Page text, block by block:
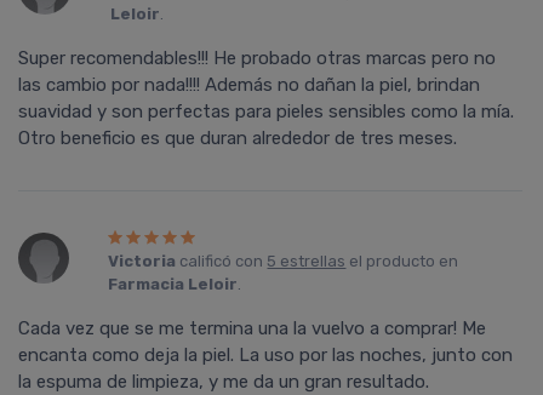
Leloir.
Super recomendables!!! He probado otras marcas pero no
las cambio por nada!!!! Además no dañan la piel, brindan
suavidad y son perfectas para pieles sensibles como la mía.
Otro beneficio es que duran alrededor de tres meses.
Victoria calificó con 5 estrellas el producto en
Farmacia Leloir.
Cada vez que se me termina una la vuelvo a comprar! Me
encanta como deja la piel. La uso por las noches, junto con
la espuma de limpieza, y me da un gran resultado.